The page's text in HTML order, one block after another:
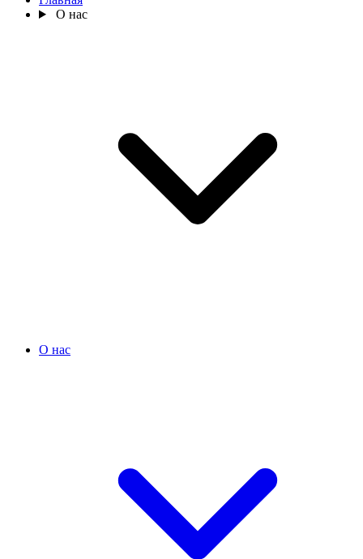
О нас
О нас